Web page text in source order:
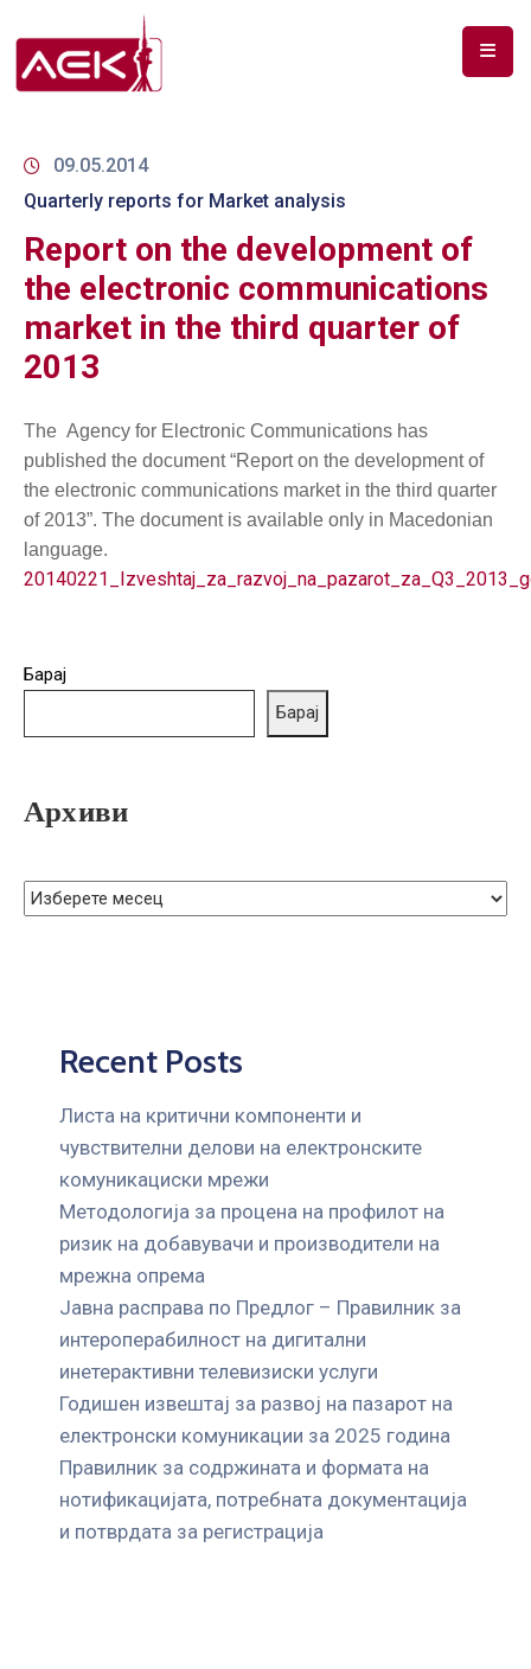
ЗА
ДОКУМЕНТИ
РФ
СПЕКТАР
ТЕЛЕКОМУНИКАЦИИ
АНАЛИЗА
НА
ПАЗАР
ГРИЖА
НАБАВКИ
09.05.2014
Quarterly reports for Market analysis
Report on the development of
the electronic communications
market in the third quarter of
2013
The Agency for Electronic Communications has
published the document“Report on the development of
the electronic communications market in the third quarter
of 2013”. The document is available only in Macedonian
language.
Барај
Барај
Архиви
Recent Posts
Листа на критични компоненти и
чувствителни делови на електронските
комуникациски мрежи
Mетодологија за процена на профилот на
ризик на добавувачи и производители на
мрежна опрема
Јавна расправа по Предлог – Правилник за
интероперабилност на дигитални
инетерактивни телевизиски услуги
Годишен извештај за развој на пазарот на
електронски комуникации за 2025 година
Правилник за содржината и формата на
нотификацијата, потребната документација
и потврдата за регистрација